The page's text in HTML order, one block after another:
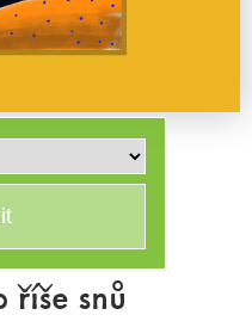
říše snů